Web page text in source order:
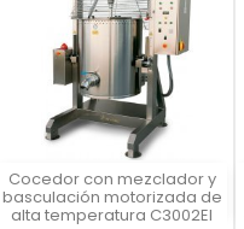
Cocedor con mezclador y
basculación motorizada de
alta temperatura C3002EI

Vista rápida